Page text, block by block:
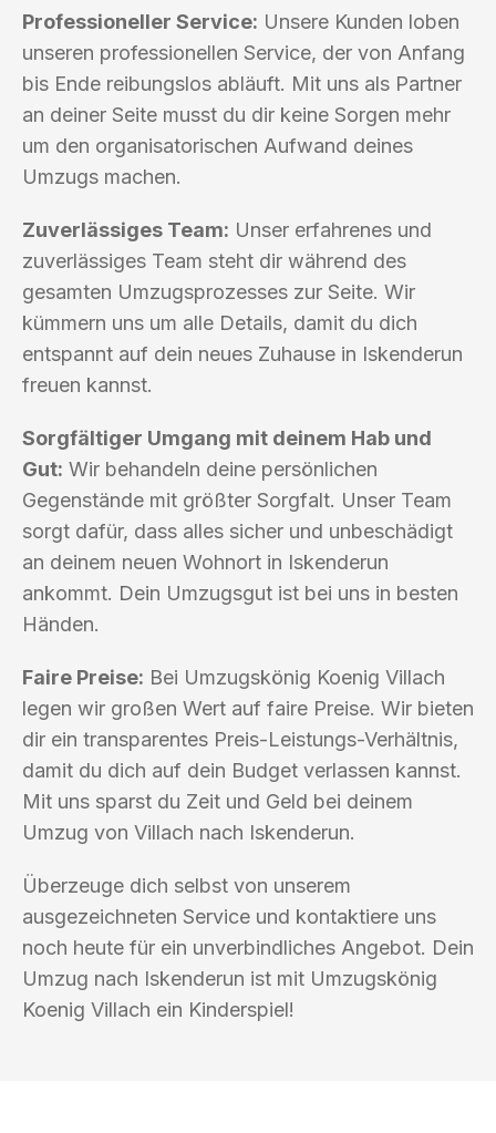
Professioneller Service: Unsere Kunden loben
unseren professionellen Service, der von Anfang
bis Ende reibungslos abläuft. Mit uns als Partner
an deiner Seite musst du dir keine Sorgen mehr
um den organisatorischen Aufwand deines
Umzugs machen.
Zuverlässiges Team: Unser erfahrenes und
zuverlässiges Team steht dir während des
gesamten Umzugsprozesses zur Seite. Wir
kümmern uns um alle Details, damit du dich
entspannt auf dein neues Zuhause in Iskenderun
freuen kannst.
Sorgfältiger Umgang mit deinem Hab und
Gut: Wir behandeln deine persönlichen
Gegenstände mit größter Sorgfalt. Unser Team
sorgt dafür, dass alles sicher und unbeschädigt
an deinem neuen Wohnort in Iskenderun
ankommt. Dein Umzugsgut ist bei uns in besten
Händen.
Faire Preise: Bei Umzugskönig Koenig Villach
legen wir großen Wert auf faire Preise. Wir bieten
dir ein transparentes Preis-Leistungs-Verhältnis,
damit du dich auf dein Budget verlassen kannst.
Mit uns sparst du Zeit und Geld bei deinem
Umzug von Villach nach Iskenderun.
Überzeuge dich selbst von unserem
ausgezeichneten Service und kontaktiere uns
noch heute für ein unverbindliches Angebot. Dein
Umzug nach Iskenderun ist mit Umzugskönig
Koenig Villach ein Kinderspiel!